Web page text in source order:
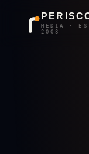
MEDIA ·
2003